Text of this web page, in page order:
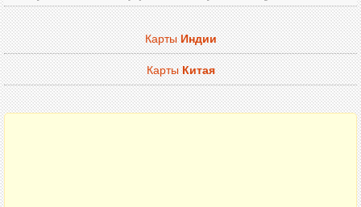
КартыИндии
КартыКитая